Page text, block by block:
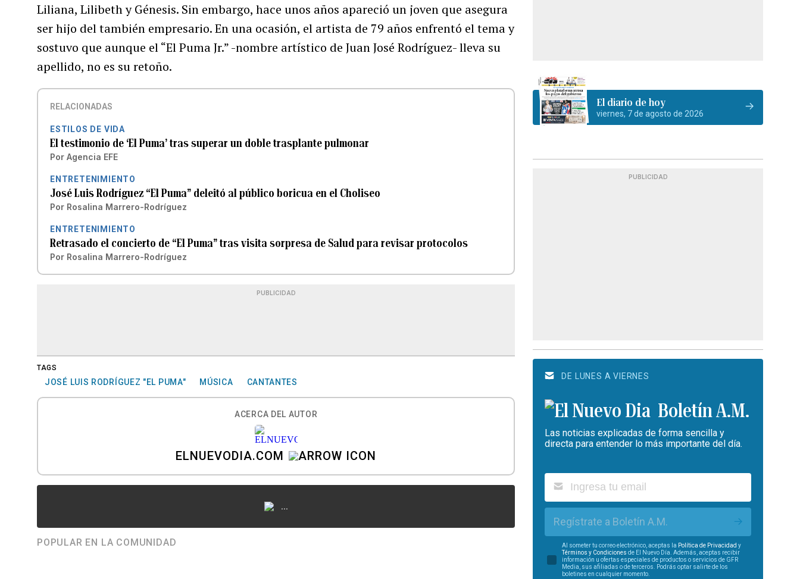
Liliana, Lilibeth y Génesis. Sin embargo, hace unos años apareció un joven que asegura
ser hijo del también empresario. En una ocasión, el artista de 79 años enfrentó el tema y
sostuvo que aunque el “El Puma Jr.” -nombre artístico de Juan José Rodríguez- lleva su
apellido, no es su retoño.
RELACIONADAS
ESTILOS DE VIDA
El testimonio de ‘El Puma’ tras superar un doble trasplante pulmonar
Por Agencia EFE
ENTRETENIMIENTO
José Luis Rodríguez “El Puma” deleitó al público boricua en el Choliseo
Por Rosalina Marrero-Rodríguez
ENTRETENIMIENTO
Retrasado el concierto de “El Puma” tras visita sorpresa de Salud para revisar protocolos
Por Rosalina Marrero-Rodríguez
PUBLICIDAD
TAGS
JOSÉ LUIS RODRÍGUEZ "EL PUMA" MÚSICA CANTANTES
ACERCA DEL AUTOR
ELNUEVODIA.COM
...
POPULAR EN LA COMUNIDAD
El diario de hoy
viernes, 7 de agosto de 2026
PUBLICIDAD
DE LUNES A VIERNES
Boletín A.M.
Las noticias explicadas de forma sencilla y
directa para entender lo más importante del día.
Regístrate a Boletín A.M.
Al someter tu correo electrónico, aceptas la Política de Privacidad y
Términos y Condiciones de El Nuevo Día. Además, aceptas recibir
información u ofertas especiales de productos o servicios de GFR
Media, sus afiliadas o de terceros. Podrás optar salirte de los
boletines en cualquier momento.